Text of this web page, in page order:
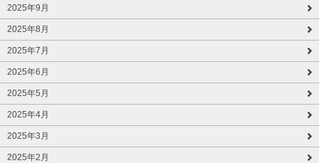
2025年9月
2025年8月
2025年7月
2025年6月
2025年5月
2025年4月
2025年3月
2025年2月